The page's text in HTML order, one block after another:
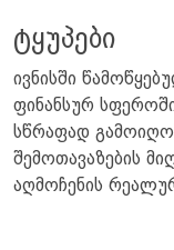
ტყუპები
ივნისში
ფინანსურ
სწრაფად
შემოთავაზების
აღმოჩენის